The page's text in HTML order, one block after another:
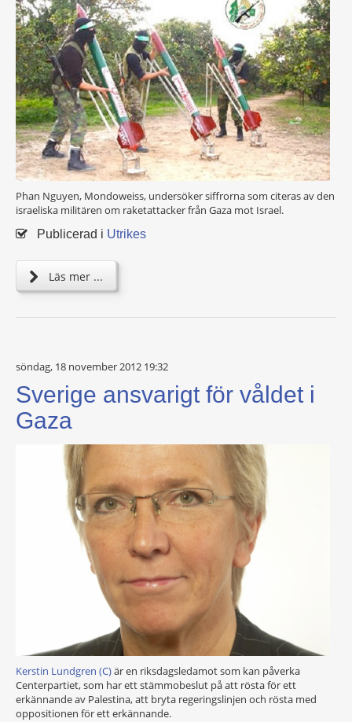
Phan Nguyen, Mondoweiss, undersöker siffrorna som citeras av den
israeliska militären om raketattacker från Gaza mot Israel.
Publicerad i Utrikes
Läs mer ...
söndag, 18 november 2012 19:32
Sverige ansvarigt för våldet i
Gaza
Kerstin Lundgren (C)är en riksdagsledamot som kan påverka
Centerpartiet, som har ett stämmobeslut på att rösta för ett
erkännande av Palestina, att bryta regeringslinjen och rösta med
oppositionen för ett erkännande.